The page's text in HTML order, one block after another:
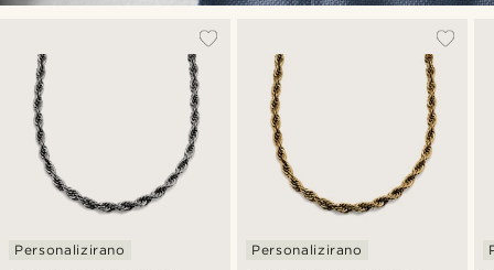
Personalizirano Personalizirano